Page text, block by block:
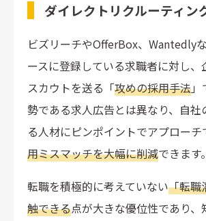
ダイレクトリクルーティン
ビズリーチやOfferBox、Wantedly
ースに登録している求職者に対し、
スカウトを送る「攻めの採用手法
勢である求人広告とは異なり、自社
る人材にピンポイントでアプローチ
用ミスマッチを大幅に削減できます。
転職を積極的に考えていない「転職
触できる点が大きな優位性であり、